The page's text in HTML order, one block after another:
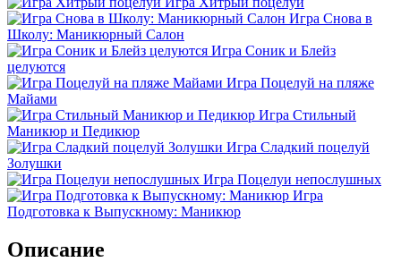
Игра Снова в
Школу: Маникюрный Салон
Игра Соник и Блейз
целуются
Игра Поцелуй на пляже
Майами
Игра Стильный
Маникюр и Педикюр
Игра Сладкий поцелуй
Золушки
Игра Поцелуи непослушных
Игра
Подготовка к Выпускному: Маникюр
Описание